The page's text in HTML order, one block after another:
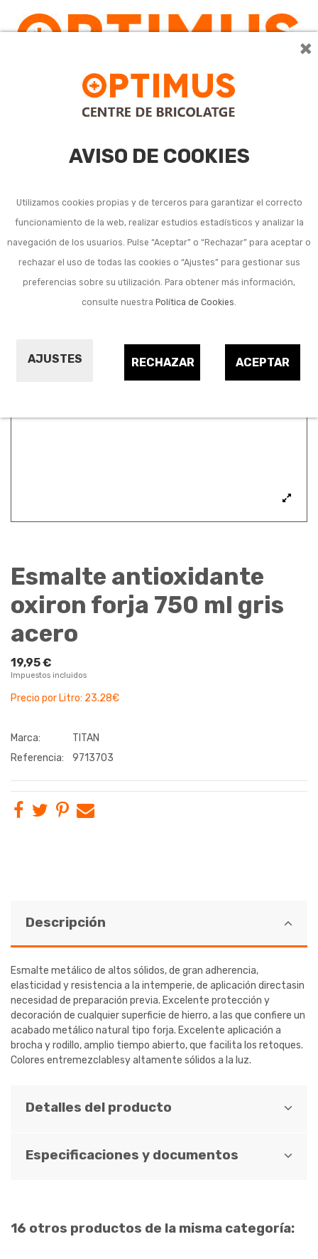
×
AVISO DE COOKIES
Utilizamos cookies propias y de terceros para garantizar el correcto
funcionamiento de la web, realizar estudios estadísticos y analizar la
navegación de los usuarios. Pulse “Aceptar” o “Rechazar” para aceptar o
rechazar el uso de todas las cookies o “Ajustes” para gestionar sus
preferencias sobre su utilización. Para obtener más información,
consulte nuestra Política de Cookies.
AJUSTES ACEPTAR
RECHAZAR
¡OFERTA!
Esmalte antioxidante
oxiron forja 750 ml gris
acero
19,95 €
Impuestos incluidos
Precio por Litro: 23.28€
Marca:
TITAN
Referencia:
9713703
Descripción
Esmalte metálico de altos sólidos, de gran adherencia,
elasticidad y resistencia a la intemperie, de aplicación directasin
necesidad de preparación previa. Excelente protección y
decoración de cualquier superficie de hierro, a las que confiere un
acabado metálico natural tipo forja. Excelente aplicación a
brocha y rodillo, amplio tiempo abierto, que facilita los retoques.
Colores entremezclablesy altamente sólidos a la luz.
Detalles del producto
Especificaciones y documentos
16 otros productos de la misma categoría: